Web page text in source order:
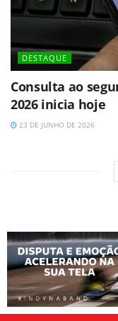
DESTAQUE
Consulta ao
2026 inicia hoje
23 DE JUNHO DE 2026